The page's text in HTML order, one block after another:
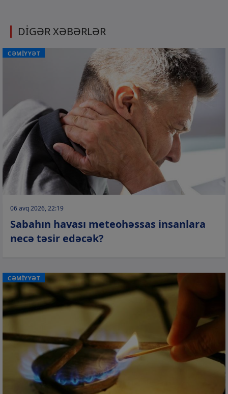
DİGƏR XƏBƏRLƏR
CƏMİYYƏT
06 avq 2026, 22:19
Sabahın havası meteohəssas insanlara
necə təsir edəcək?
CƏMİYYƏT